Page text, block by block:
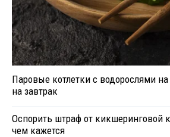
Паровые котлетки с водорослями
на завтрак
Оспорить штраф от кикшеринговой
чем кажется